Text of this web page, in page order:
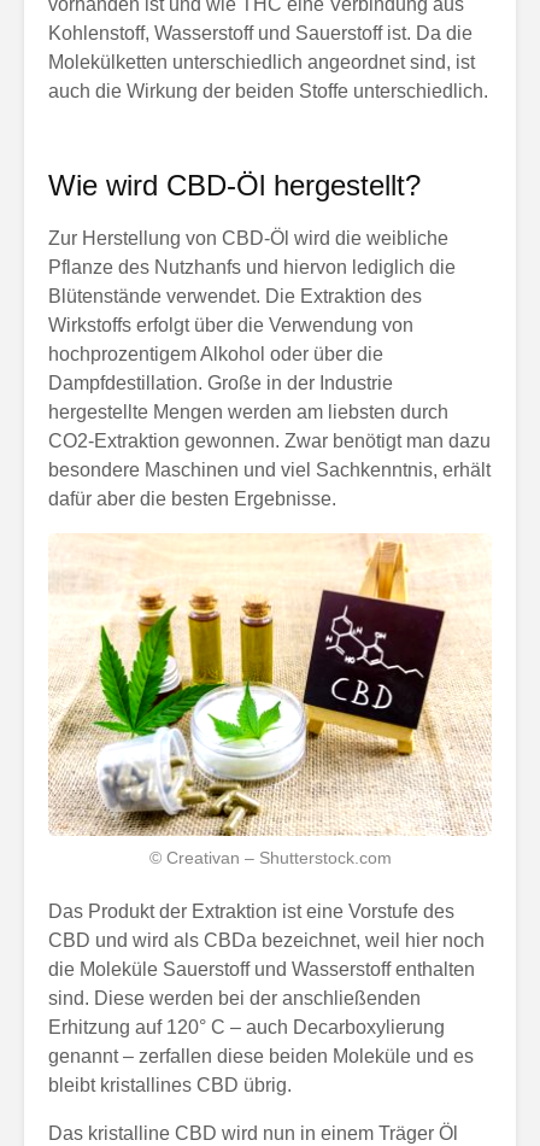
Kohlenstoff, Wasserstoff und Sauerstoff ist. Da die
Molekülketten unterschiedlich angeordnet sind, ist
auch die Wirkung der beiden Stoffe unterschiedlich.
Wie wird CBD-Öl hergestellt?
Zur Herstellung von CBD-Öl wird die weibliche
Pflanze des Nutzhanfs und hiervon lediglich die
Blütenstände verwendet. Die Extraktion des
Wirkstoffs erfolgt über die Verwendung von
hochprozentigem Alkohol oder über die
Dampfdestillation. Große in der Industrie
hergestellte Mengen werden am liebsten durch
CO2-Extraktion gewonnen. Zwar benötigt man dazu
besondere Maschinen und viel Sachkenntnis, erhält
dafür aber die besten Ergebnisse.
© Creativan – Shutterstock.com
Das Produkt der Extraktion ist eine Vorstufe des
CBD und wird als CBDa bezeichnet, weil hier noch
die Moleküle Sauerstoff und Wasserstoff enthalten
sind. Diese werden bei der anschließenden
Erhitzung auf 120° C – auch Decarboxylierung
genannt – zerfallen diese beiden Moleküle und es
bleibt kristallines CBD übrig.
Das kristalline CBD wird nun in einem Träger Öl